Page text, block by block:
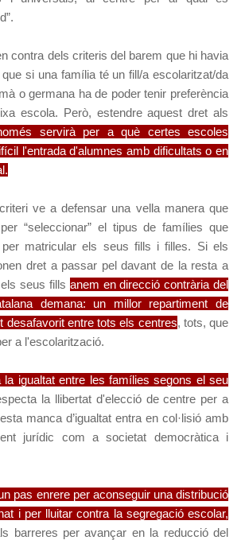
contra dels criteris del barem que hi havia
si una família té un fill/a escolaritzat/da
o germana ha de poder tenir preferència
escola. Però, estendre aquest dret als
servirà per a què certes escoles
l'entrada d'alumnes amb dificultats o en
ve a defensar una vella manera que
“seleccionar” el tipus de famílies que
per matricular els seus fills i filles. Si els
dret a passar pel davant de la resta a
seus fills anem en direcció contrària del
demana: un millor repartiment de
desafavorit entre tots els centres, tots, que
a l'escolarització.
la igualtat entre les famílies segons el seu
la llibertat d'elecció de centre per a
manca d’igualtat entra en col·lisió amb
jurídic com a societat democràtica i
pas enrere per aconseguir una distribució
i per lluitar contra la segregació escolar,
barreres per avançar en la reducció del